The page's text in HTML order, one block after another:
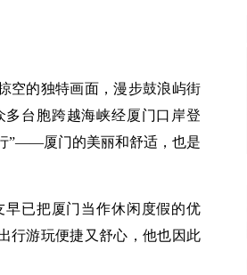
空的独特画面，漫步鼓浪屿街
台胞跨越海峡经厦门口岸登
”——厦门的美丽和舒适，也是
已把厦门当作休闲度假的优
行游玩便捷又舒心，他也因此